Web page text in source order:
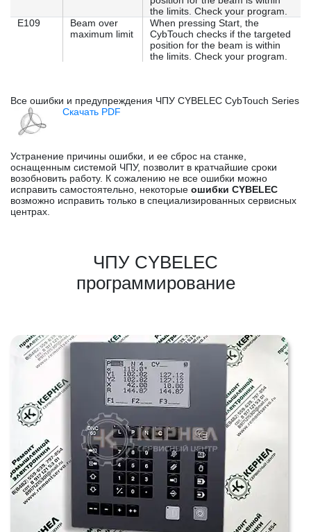
the limits. Check your program.
E109
Beam over
maximum limit
When pressing Start, the
CybTouch checks if the targeted
position for the beam is within
the limits. Check your program.
Все ошибки и предупреждения ЧПУ CYBELEC CybTouch Series
Скачать PDF
Устранение причины ошибки, и ее сброс на станке,
оснащенным системой ЧПУ, позволит в кратчайшие сроки
возобновить работу. К сожалению не все ошибки можно
исправить самостоятельно, некоторые ошибки CYBELEC
возможно исправить только в специализированных сервисных
центрах.
ЧПУ CYBELEC
программирование